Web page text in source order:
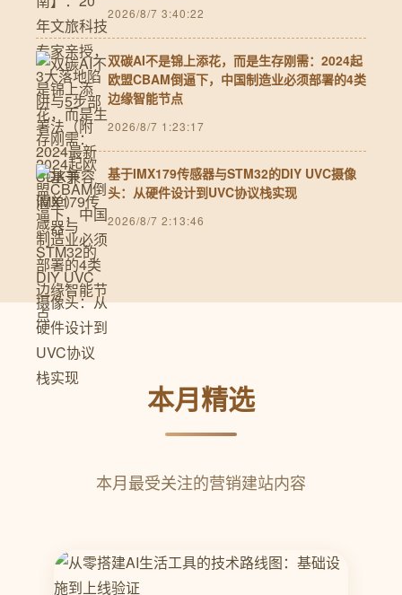
2026/8/7 3:40:22
双碳AI不是锦上添花，而是生存刚需：2024起
欧盟CBAM倒逼下，中国制造业必须部署的4类
边缘智能节点
2026/8/7 1:23:17
基于IMX179传感器与STM32的DIY UVC摄像
头：从硬件设计到UVC协议栈实现
2026/8/7 2:13:46
本月精选
本月最受关注的营销建站内容